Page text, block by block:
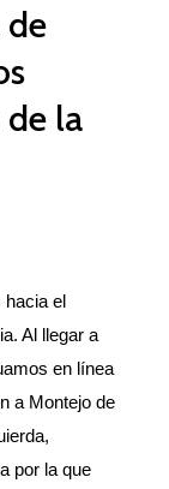
la
hacia el
Al llegar a
en línea
a Montejo de
por la que